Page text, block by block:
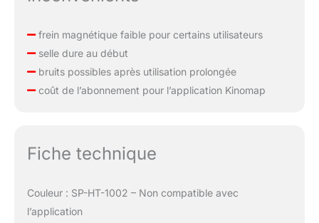
frein magnétique faible pour certains utilisateurs
selle dure au début
bruits possibles après utilisation prolongée
coût de l’abonnement pour l’application Kinomap
Fiche technique
Couleur : SP-HT-1002 – Non compatible avec
l’application